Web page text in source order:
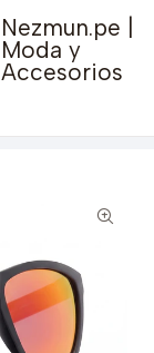
Nezmun.pe |
Moda y
Accesorios
a S/ 150